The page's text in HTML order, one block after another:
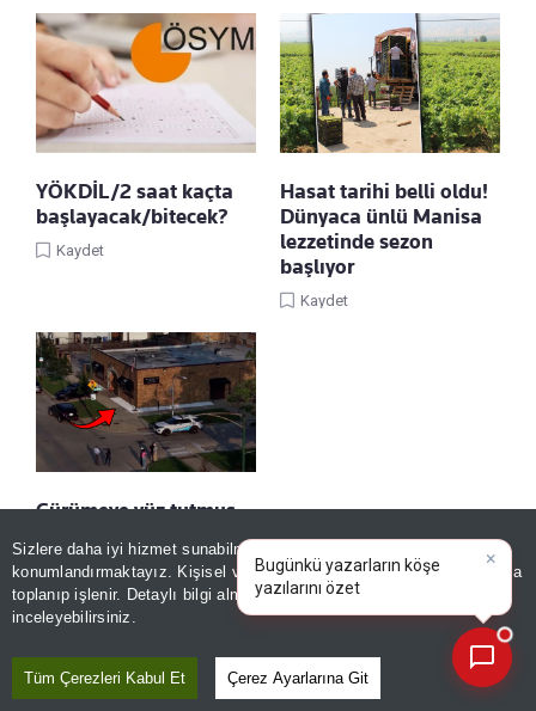
Sizlere daha iyi hizmet sunabilmek adına sitemizde
konumlandırmaktayız. Kişisel verileriniz, KVKK ve GDPR kapsamında
toplanıp işlenir. Detaylı bilgi almak içinAydınlatma Metnimizi
inceleyebilirsiniz.
Tüm Çerezleri Kabul Et Çerez Ayarlarına Git
YÖKDİL/2 saat kaçta
başlayacak/bitecek?
Kaydet
Hasat tarihi belli oldu!
Dünyaca ünlü Manisa
lezzetinde sezon
başlıyor
Kaydet
Çürümeye yüz tutmuş
çıkarıldı
Kaydet
×
Bugünkü yazarların köşe
yazılarını özetleyin!